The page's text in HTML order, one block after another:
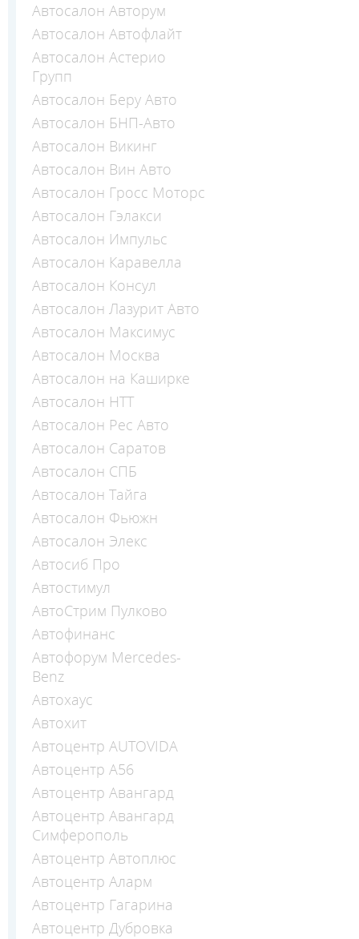
Автосалон Авторум
Автосалон Автофлайт
Автосалон Астерио
Групп
Автосалон Беру Авто
Автосалон БНП-Авто
Автосалон Викинг
Автосалон Вин Авто
Автосалон Гросс Моторс
Автосалон Гэлакси
Автосалон Импульс
Автосалон Каравелла
Автосалон Консул
Автосалон Лазурит Авто
Автосалон Максимус
Автосалон Москва
Автосалон на Каширке
Автосалон НТТ
Автосалон Рес Авто
Автосалон Саратов
Автосалон СПБ
Автосалон Тайга
Автосалон Фьюжн
Автосалон Элекс
Автосиб Про
Автостимул
АвтоСтрим Пулково
Автофинанс
Автофорум Mercedes-
Benz
Автохаус
Автохит
Автоцентр AUTOVIDA
Автоцентр А56
Автоцентр Авангард
Автоцентр Авангард
Симферополь
Автоцентр Автоплюс
Автоцентр Аларм
Автоцентр Гагарина
Автоцентр Дубровка